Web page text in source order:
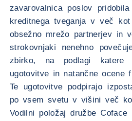
zavarovalnica poslov
kreditnega tveganja v več
obsežno mrežo partnerjev in
strokovnjaki nenehno
zbirko, na podlagi katere
ugotovitve in natančne ocene
Te ugotovitve podpirajo
po vsem svetu v višini več
Vodilni položaj družbe